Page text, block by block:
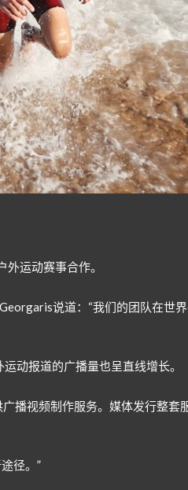
运动赛事合作。
说道：“我们的团队在世
动报道的广播量也呈直线增长。
播视频制作服务。媒体发行整套
径。”